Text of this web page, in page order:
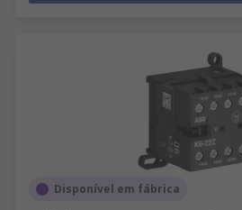
Disponível em fábrica